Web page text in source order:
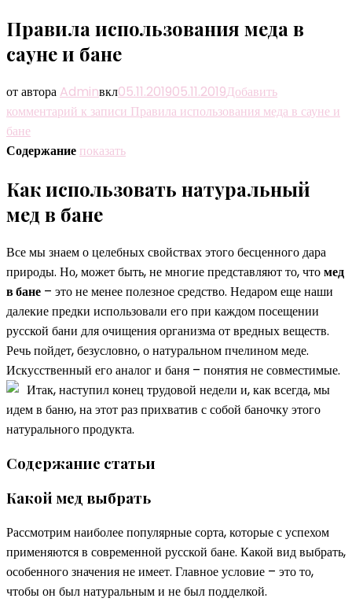
Правила использования меда в
сауне и бане
от автора Adminвкл05.11.201905.11.2019Добавить
комментарий к записи Правила использования меда в сауне и
бане
Содержание показать
Как использовать натуральный
мед в бане
Все мы знаем о целебных свойствах этого бесценного дара
природы. Но, может быть, не многие представляют то, чтомед
в бане – это не менее полезное средство. Недаром еще наши
далекие предки использовали его при каждом посещении
русской бани для очищения организма от вредных веществ.
Речь пойдет, безусловно, о натуральном пчелином меде.
Искусственный его аналог и баня – понятия не совместимые.
Итак, наступил конец трудовой недели и, как всегда, мы
идем в баню, на этот раз прихватив с собой баночку этого
натурального продукта.
Содержание статьи
Какой мед выбрать
Рассмотрим наиболее популярные сорта, которые с успехом
применяются в современной русской бане. Какой вид выбрать,
особенного значения не имеет. Главное условие – это то,
чтобы он был натуральным и не был подделкой.